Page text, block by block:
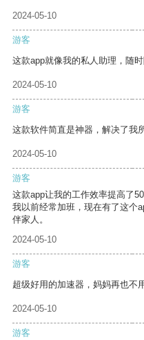
2024-05-10
游客
这款app就像我的私人助理，随
2024-05-10
游客
这款软件简直是神器，解决了我
2024-05-10
游客
这款app让我的工作效率提高了
我以前经常加班，现在有了这个
伴家人。
2024-05-10
游客
超级好用的加速器，妈妈再也不
2024-05-10
游客